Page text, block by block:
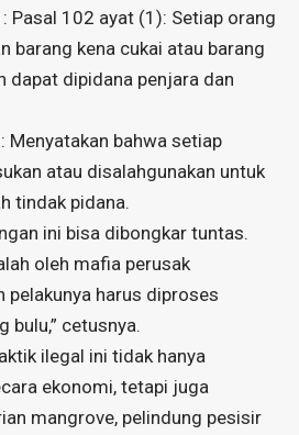
Pasal 102 ayat (1): Setiap orang
barang kena cukai atau barang
dapat dipidana penjara dan
Menyatakan bahwa setiap
atau disalahgunakan untuk
tindak pidana.
ini bisa dibongkar tuntas.
oleh mafia perusak
pelakunya harus diproses
bulu,” cetusnya.
ilegal ini tidak hanya
ekonomi, tetapi juga
mangrove, pelindung pesisir